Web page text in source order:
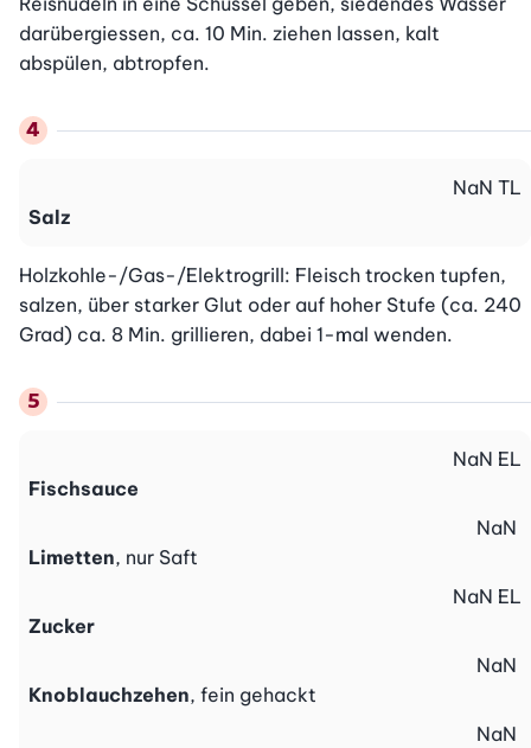
darübergiessen, ca. 10 Min. ziehen lassen, kalt
abspülen, abtropfen.
Salz
NaN TL
Holzkohle-/Gas-/Elektrogrill: Fleisch trocken tupfen,
salzen, über starker Glut oder auf hoher Stufe (ca. 240
Grad) ca. 8 Min. grillieren, dabei 1-mal wenden.
Fischsauce
NaN EL
Limetten, nur Saft
NaN
Zucker
NaN EL
Knoblauchzehen, fein gehackt
NaN
NaN